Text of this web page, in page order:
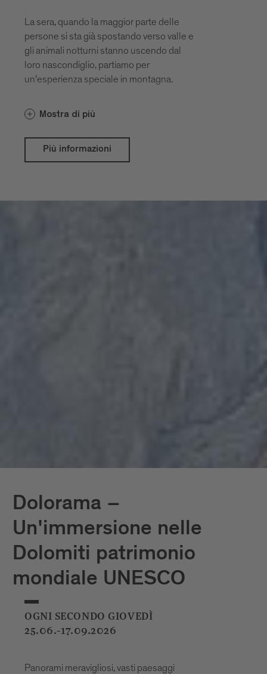
La sera, quando la maggior parte delle
persone si sta già spostando verso valle e
gli animali notturni stanno uscendo dal
loro nascondiglio, partiamo per
un'esperienza speciale in montagna.
Mostra di più
Più informazioni
Dolorama –
Un'immersione nelle
Dolomiti patrimonio
mondiale UNESCO
OGNI SECONDO GIOVEDÌ
25.06.-17.09.2026
Panorami meravigliosi, vasti paesaggi